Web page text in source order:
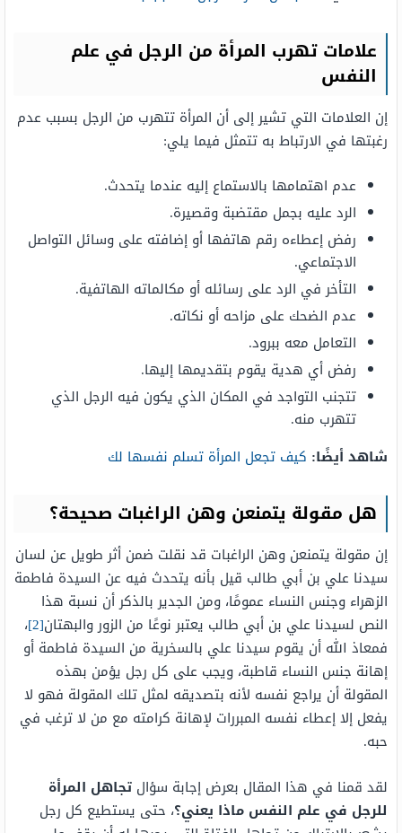
علامات تهرب المرأة من الرجل في علم
النفس
إن العلامات التي تشير إلى أن المرأة تتهرب من الرجل بسبب عدم
رغبتها في الارتباط به تتمثل فيما يلي:
عدم اهتمامها بالاستماع إليه عندما يتحدث.
الرد عليه بجمل مقتضبة وقصيرة.
رفض إعطاءه رقم هاتفها أو إضافته على وسائل التواصل
الاجتماعي.
التأخر في الرد على رسائله أو مكالماته الهاتفية.
عدم الضحك على مزاحه أو نكاته.
التعامل معه ببرود.
رفض أي هدية يقوم بتقديمها إليها.
تتجنب التواجد في المكان الذي يكون فيه الرجل الذي
تتهرب منه.
شاهد أيضًا: كيف تجعل المرأة تسلم نفسها لك
هل مقولة يتمنعن وهن الراغبات صحيحة؟
إن مقولة يتمنعن وهن الراغبات قد نقلت ضمن أثر طويل عن لسان
سيدنا علي بن أبي طالب قيل بأنه يتحدث فيه عن السيدة فاطمة
الزهراء وجنس النساء عمومًا، ومن الجدير بالذكر أن نسبة هذا
النص لسيدنا علي بن أبي طالب يعتبر نوعًا من الزور والبهتان[2] ،
فمعاذ الله أن يقوم سيدنا علي بالسخرية من السيدة فاطمة أو
إهانة جنس النساء قاطبة، ويجب على كل رجل يؤمن بهذه
المقولة أن يراجع نفسه لأنه بتصديقه لمثل تلك المقولة فهو لا
يفعل إلا إعطاء نفسه المبررات لإهانة كرامته مع من لا ترغب في
حبه.
لقد قمنا في هذا المقال بعرض إجابة سؤال تجاهل المرأة
للرجل في علم النفس ماذا يعني؟، حتى يستطيع كل رجل